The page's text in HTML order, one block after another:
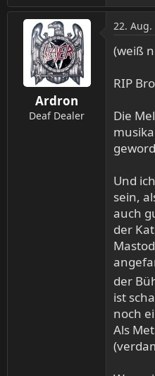
Ardron
Deaf Dealer
22. Aug.
(weiß
RIP
Die
Und
sein,
auch
der
der
ist
noch
Als